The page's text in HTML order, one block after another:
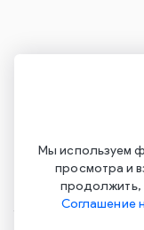
Мы используем
просмотра и
продолжить,
Соглашение